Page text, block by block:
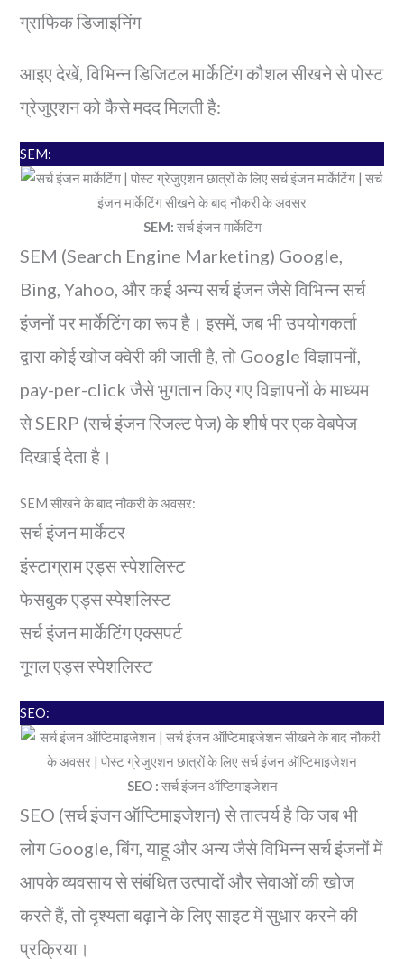
ग्राफिक डिजाइनिंग
आइए देखें, विभिन्न डिजिटल मार्केटिंग कौशल सीखने से पोस्ट
ग्रेजुएशन को कैसे मदद मिलती है:
SEM:
SEM: सर्च इंजन मार्केटिंग
SEM (Search Engine Marketing) Google,
Bing, Yahoo, और कई अन्य सर्च इंजन जैसे विभिन्न सर्च
इंजनों पर मार्केटिंग का रूप है। इसमें, जब भी उपयोगकर्ता
द्वारा कोई खोज क्वेरी की जाती है, तो Google विज्ञापनों,
pay-per-click जैसे भुगतान किए गए विज्ञापनों के माध्यम
से SERP (सर्च इंजन रिजल्ट पेज) के शीर्ष पर एक वेबपेज
दिखाई देता है।
SEM सीखने के बाद नौकरी के अवसर:
सर्च इंजन मार्केटर
इंस्टाग्राम एड्स स्पेशलिस्ट
फेसबुक एड्स स्पेशलिस्ट
सर्च इंजन मार्केटिंग एक्सपर्ट
गूगल एड्स स्पेशलिस्ट
SEO:
SEO : सर्च इंजन ऑप्टिमाइजेशन
SEO (सर्च इंजन ऑप्टिमाइजेशन) से तात्पर्य है कि जब भी
लोग Google, बिंग, याहू और अन्य जैसे विभिन्न सर्च इंजनों में
आपके व्यवसाय से संबंधित उत्पादों और सेवाओं की खोज
करते हैं, तो दृश्यता बढ़ाने के लिए साइट में सुधार करने की
प्रक्रिया।